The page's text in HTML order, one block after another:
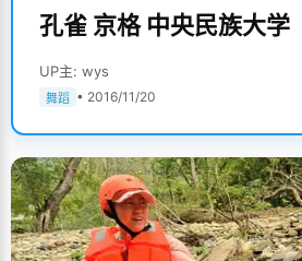
孔雀 京格 中央民族大学
UP主: wys
舞蹈 • 2016/11/20